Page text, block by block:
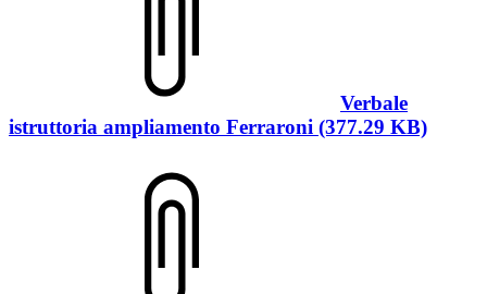
Verbale
istruttoria ampliamento Ferraroni (377.29 KB)